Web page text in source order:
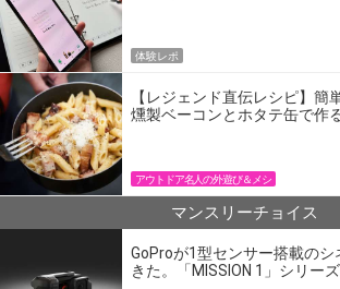
体験レポ
【レジェンド直伝レシピ】簡
燻製ベーコンとホタテ缶で作
アウトドア名人の外遊び＆メシ
マンスリーチョイス
GoProが1型センサー搭載の
きた。「MISSION 1」シリー